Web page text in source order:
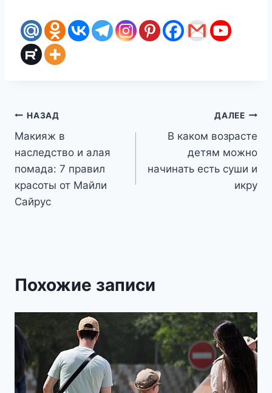
Навигация
по
записям
НАЗАД
Макияж в
наследство и алая
помада: 7 правил
красоты от Майли
Сайрус
ДАЛЕЕ
В каком возрасте
детям можно
начинать есть суши и
икру
Похожие записи